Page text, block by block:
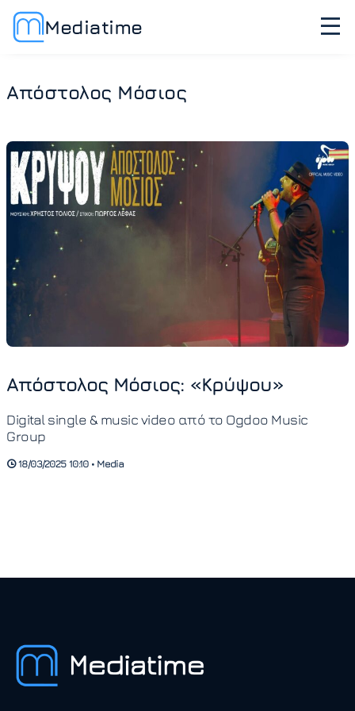
Mediatime
Απόστολος Μόσιος
Απόστολος Μόσιος: «Κρύψου»
Digital single & music video από το Ogdoo Music
Group
18/03/2025 10:10 • Media